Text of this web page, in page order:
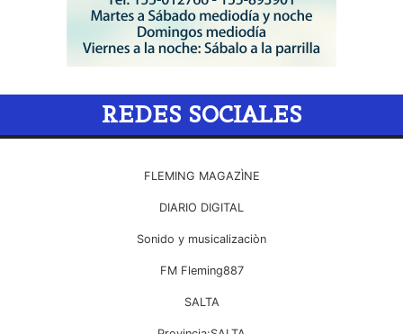
REDES SOCIALES
FLEMING MAGAZÌNE
DIARIO DIGITAL
Sonido y musicalizaciòn
FM Fleming887
SALTA